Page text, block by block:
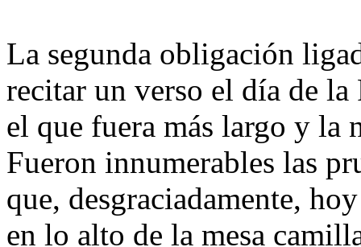
La segunda obligación
recitar un verso el día de
el que fuera más largo y la
Fueron innumerables las
que, desgraciadamente,
en lo alto de la mesa